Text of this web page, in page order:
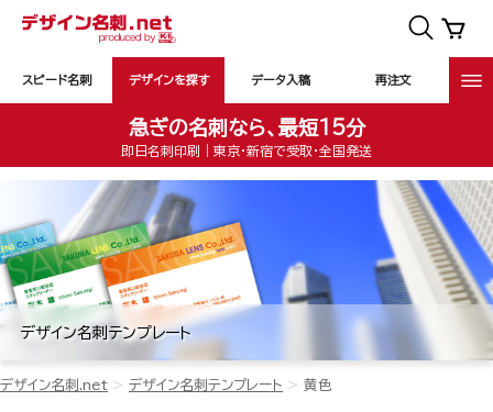
スピード名刺 デザインを探す データ入稿 再注文
急ぎの名刺なら、最短15分
即日名刺印刷｜東京・新宿で受取・全国発送
デザイン名刺テンプレート
デザイン名刺.net デザイン名刺テンプレート 黄色